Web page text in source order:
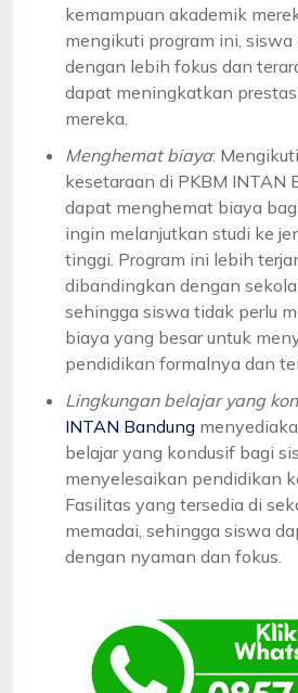
kemampuan akademik
mengikuti program ini,
dengan lebih fokus dan
dapat meningkatkan
mereka.
Menghemat biaya:
kesetaraan di PKBM INTAN
dapat menghemat biaya
ingin melanjutkan studi ke
tinggi. Program ini lebih
dibandingkan dengan
sehingga siswa tidak perlu
biaya yang besar untuk
pendidikan formalnya dan
Lingkungan belajar yang
INTAN Bandung
belajar yang kondusif bagi
menyelesaikan pendidikan
Fasilitas yang tersedia di
memadai, sehingga siswa
dengan nyaman dan fokus.